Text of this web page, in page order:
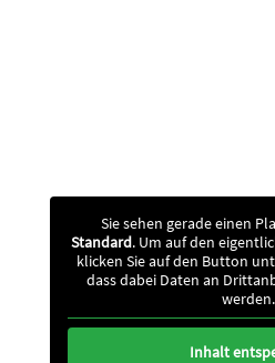
Sie sehen gerade einen
Standard. Um auf den
klicken Sie auf den Button
dass dabei Daten an
werden.
Inhalt